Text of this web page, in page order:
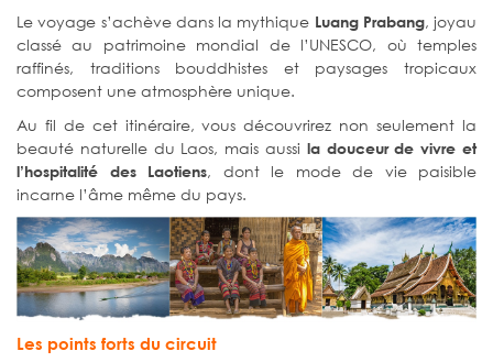
Le voyage s’achève dans la mythique Luang Prabang, joyau
classé au patrimoine mondial de l’UNESCO, où temples
raffinés, traditions bouddhistes et paysages tropicaux
composent une atmosphère unique.
Au fil de cet itinéraire, vous découvrirez non seulement la
beauté naturelle du Laos, mais aussi la douceur de vivre et
l’hospitalité des Laotiens, dont le mode de vie paisible
incarne l’âme même du pays.
Les points forts du circuit